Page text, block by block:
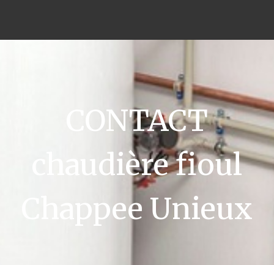
CONTACT
chaudière fioul
Chappee Unieux